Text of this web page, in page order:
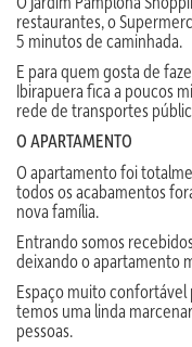
restaurantes, o
5 minutos de caminhada.
E para quem gosta de
Ibirapuera fica a poucos
rede de transportes
O APARTAMENTO
O apartamento foi
todos os acabamentos
nova família.
Entrando somos
deixando o apartamento
Espaço muito confortável
temos uma linda
pessoas.